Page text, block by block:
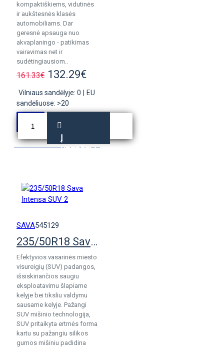
kompaktiškiems, vidutinės
ir aukštesnės klasės
automobiliams. Dar
geresnė apsauga nuo
akvaplaningo - patikimas
vairavimas net ir
sudėtingiausiom..
161.33€ 132.29€
Vilniaus sandėlyje: 0
EU
sandėliuose: >20
Į
KREPŠELĮ
SAVA545129
235/50R18 Sava Intensa SUV 2
Efektyvios vasarinės miesto
visureigių (SUV) padangos,
išsiskiriančios saugiu
eksploatavimu šlapiame
kelyje bei tiksliu valdymu
sausame kelyje. Pažangi
SUV mišinio technologija,
SUV pritaikyta ertmės forma
kartu su pažangiu silikos
gumos mišiniu padidina